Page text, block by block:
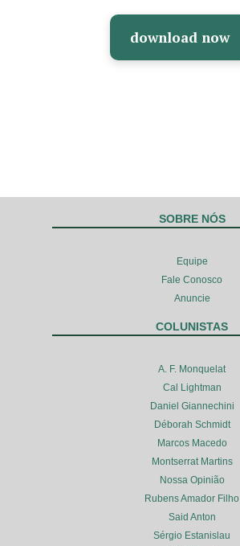
download now
SOBRE NÓS
Equipe
Fale Conosco
Anuncie
COLUNISTAS
A. F. Monquelat
Cal Lightman
Daniel Giannechini
Déborah Schmidt
Marcos Macedo
Montserrat Martins
Nossa Opinião
Rubens Amador Filho
Said Anton
Sérgio Estanislau